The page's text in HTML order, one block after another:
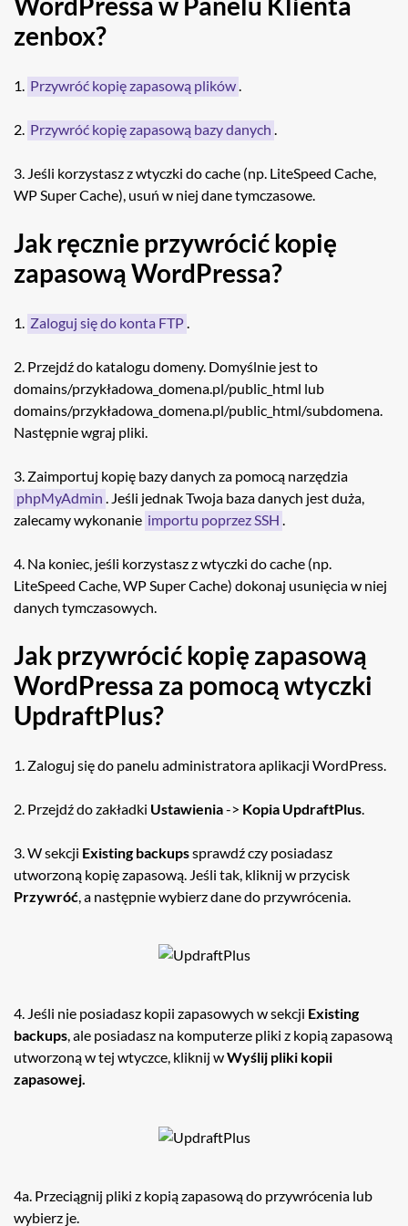
zenbox?
1. Przywróć kopię zapasową plików.
2. Przywróć kopię zapasową bazy danych .
3. Jeśli korzystasz z wtyczki do cache (np. LiteSpeed Cache,
WP Super Cache), usuń w niej dane tymczasowe.
Jak ręcznie przywrócić kopię
zapasową WordPressa?
1. Zaloguj się do konta FTP.
2. Przejdź do katalogu domeny. Domyślnie jest to
domains/przykładowa_domena.pl/public_html lub
domains/przykładowa_domena.pl/public_html/subdomena.
Następnie wgraj pliki.
3. Zaimportuj kopię bazy danych za pomocą narzędzia
phpMyAdmin . Jeśli jednak Twoja baza danych jest duża,
zalecamy wykonanie importu poprzez SSH .
4. Na koniec, jeśli korzystasz z wtyczki do cache (np.
LiteSpeed Cache, WP Super Cache) dokonaj usunięcia w niej
danych tymczasowych.
Jak przywrócić kopię zapasową
WordPressa za pomocą wtyczki
UpdraftPlus?
1. Zaloguj się do panelu administratora aplikacji WordPress.
2. Przejdź do zakładki Ustawienia-> Kopia UpdraftPlus.
3. W sekcji Existing backupssprawdź czy posiadasz
utworzoną kopię zapasową. Jeśli tak, kliknij w przycisk
Przywróć, a następnie wybierz dane do przywrócenia.
4. Jeśli nie posiadasz kopii zapasowych w sekcji Existing
backups, ale posiadasz na komputerze pliki z kopią zapasową
utworzoną w tej wtyczce, kliknij wWyślij pliki kopii
zapasowej.
4a. Przeciągnij pliki z kopią zapasową do przywrócenia lub
wybierz je.